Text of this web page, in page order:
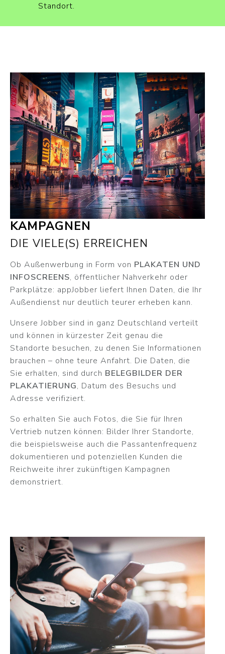
Standort.
KAMPAGNEN
DIE VIELE(S) ERREICHEN
Ob Außenwerbung in Form von PLAKATEN UND
INFOSCREENS, öffentlicher Nahverkehr oder
Parkplätze: appJobber liefert Ihnen Daten, die Ihr
Außendienst nur deutlich teurer erheben kann.
Unsere Jobber sind in ganz Deutschland verteilt
und können in kürzester Zeit genau die
Standorte besuchen, zu denen Sie Informationen
brauchen – ohne teure Anfahrt. Die Daten, die
Sie erhalten, sind durch BELEGBILDER DER
PLAKATIERUNG, Datum des Besuchs und
Adresse verifiziert.
So erhalten Sie auch Fotos, die Sie für Ihren
Vertrieb nutzen können: Bilder Ihrer Standorte,
die beispielsweise auch die Passantenfrequenz
dokumentieren und potenziellen Kunden die
Reichweite ihrer zukünftigen Kampagnen
demonstriert.